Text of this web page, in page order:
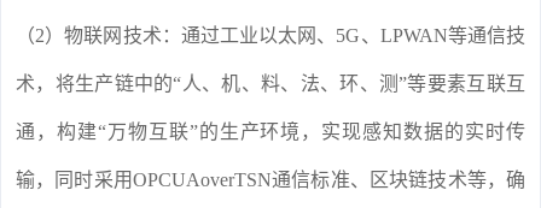
（2）物联网技术：通过工业以太网、5G、LPWAN等通信技
术，将生产链中的“人、机、料、法、环、测”等要素互联互
通，构建“万物互联”的生产环境，实现感知数据的实时传
输，同时采用OPCUAoverTSN通信标准、区块链技术等，确